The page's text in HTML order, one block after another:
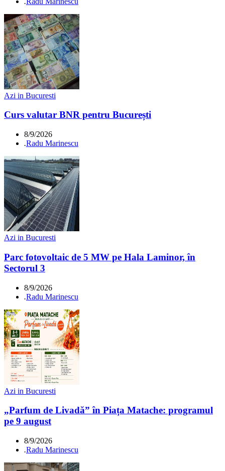
Azi in Bucuresti
Curs valutar BNR pentru București
8/9/2026
.Radu Marinescu
Azi in Bucuresti
Parc fotovoltaic de 5 MW pe Hala Laminor, în
Sectorul 3
8/9/2026
.Radu Marinescu
Azi in Bucuresti
„Parfum de Livadă” în Piața Matache: programul
pe 9 august
8/9/2026
.Radu Marinescu